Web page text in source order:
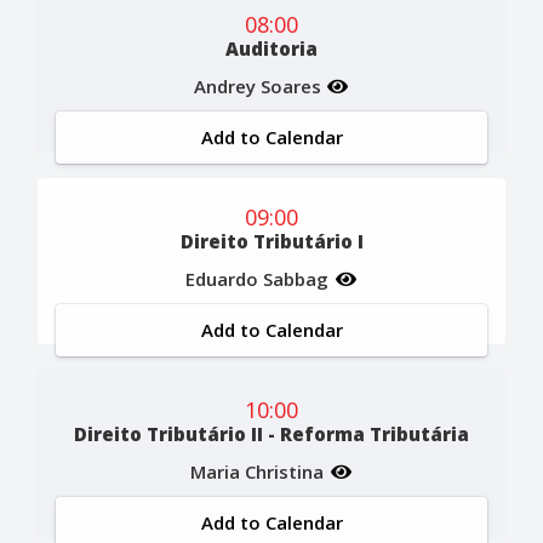
08:00
Auditoria
Andrey Soares
Add to Calendar
09:00
Direito Tributário I
Eduardo Sabbag
Add to Calendar
10:00
Direito Tributário II - Reforma Tributária
Maria Christina
Add to Calendar